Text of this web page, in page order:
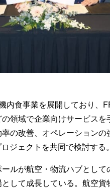
内食事業を展開しており、
領域で企業向けサービス
の改善、オペレーションの
ジェクトを共同で検討する。
ルが航空・物流ハブとして
して成長している。航空貨